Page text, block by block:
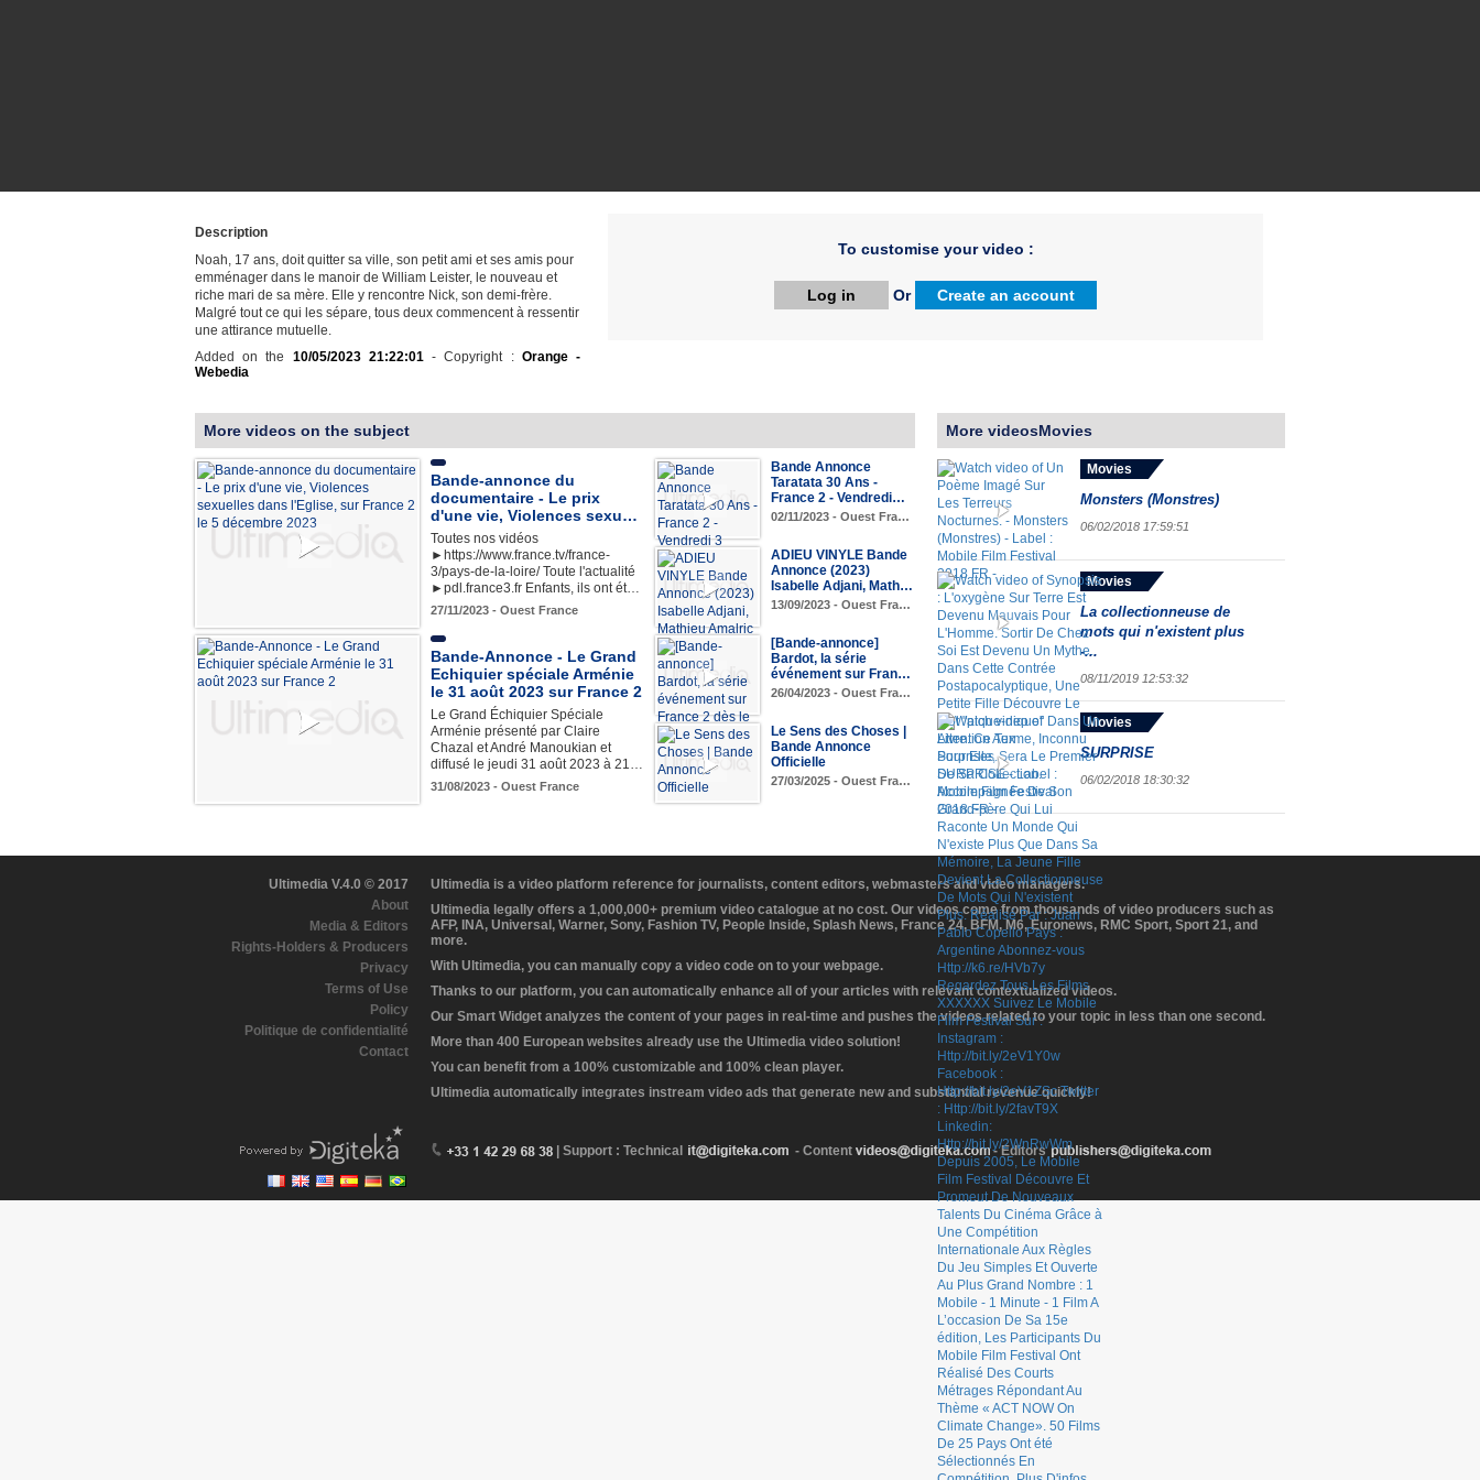
Description
Noah, 17 ans, doit quitter sa ville, son petit ami et ses amis pour
emménager dans le manoir de William Leister, le nouveau et
riche mari de sa mère. Elle y rencontre Nick, son demi-frère.
Malgré tout ce qui les sépare, tous deux commencent à ressentir
une attirance mutuelle.
Added on the 10/05/2023 21:22:01- Copyright : Orange -
Webedia
To customise your video :
Log in Or Create an account
More videos on the subject
Bande-annonce du
documentaire - Le prix
d'une vie, Violences sexu…
Toutes nos vidéos
►https://www.france.tv/france-
3/pays-de-la-loire/ Toute l'actualité
►pdl.france3.fr Enfants, ils ont ét…
27/11/2023 - Ouest France
Bande Annonce
Taratata 30 Ans -
France 2 - Vendredi…
02/11/2023 - Ouest Fra…
ADIEU VINYLE Bande
Annonce (2023)
Isabelle Adjani, Math…
13/09/2023 - Ouest Fra…
Bande-Annonce - Le Grand
Echiquier spéciale Arménie
le 31 août 2023 sur France 2
Le Grand Échiquier Spéciale
Arménie présenté par Claire
Chazal et André Manoukian et
diffusé le jeudi 31 août 2023 à 21…
31/08/2023 - Ouest France
[Bande-annonce]
Bardot, la série
événement sur Fran…
26/04/2023 - Ouest Fra…
Le Sens des Choses |
Bande Annonce
Officielle
27/03/2025 - Ouest Fra…
More videosMovies
Movies
Monsters (Monstres)
06/02/2018 17:59:51
Movies
La collectionneuse de
mots qui n'existent plus
-...
08/11/2019 12:53:32
Movies
SURPRISE
06/02/2018 18:30:32
Ultimedia V.4.0 © 2017
About
Media & Editors
Rights-Holders & Producers
Privacy
Terms of Use
Policy
Politique de confidentialité
Contact
Ultimedia is a video platform reference for journalists, content editors, webmasters and video managers.
Ultimedia legally offers a 1,000,000+ premium video catalogue at no cost. Our videos come from thousands of video producers such as
AFP, INA, Universal, Warner, Sony, Fashion TV, People Inside, Splash News, France 24, BFM, M6, Euronews, RMC Sport, Sport 21, and
more.
With Ultimedia, you can manually copy a video code on to your webpage.
Thanks to our platform, you can automatically enhance all of your articles with relevant contextualized videos.
Our Smart Widget analyzes the content of your pages in real-time and pushes the videos related to your topic in less than one second.
More than 400 European websites already use the Ultimedia video solution!
You can benefit from a 100% customizable and 100% clean player.
Ultimedia automatically integrates instream video ads that generate new and substantial revenue quickly!
| Support : Technical - Content - Editors